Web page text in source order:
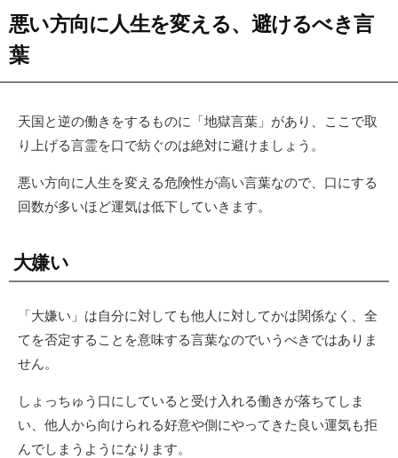
悪い方向に人生を変える、避けるべき言
葉
天国と逆の働きをするものに「地獄言葉」があり、ここで取
り上げる言霊を口で紡ぐのは絶対に避けましょう。
悪い方向に人生を変える危険性が高い言葉なので、口にする
回数が多いほど運気は低下していきます。
大嫌い
「大嫌い」は自分に対しても他人に対してかは関係なく、全
てを否定することを意味する言葉なのでいうべきではありま
せん。
しょっちゅう口にしていると受け入れる働きが落ちてしま
い、他人から向けられる好意や側にやってきた良い運気も拒
んでしまうようになります。